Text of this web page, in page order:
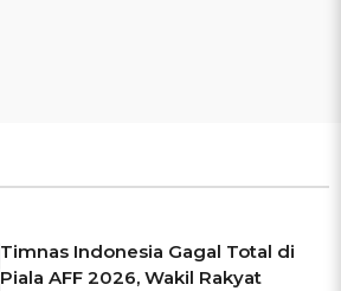
Timnas Indonesia Gagal Total di
Piala AFF 2026, Wakil Rakyat